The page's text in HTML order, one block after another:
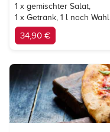
1 x gemischter Salat,
1 x Getränk, 1 l nach Wahl
34,90 €